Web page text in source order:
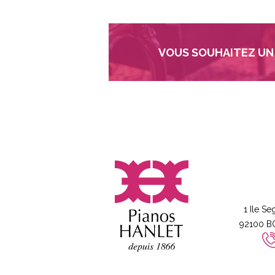
VOUS SOUHAITEZ
1 Ile
92100